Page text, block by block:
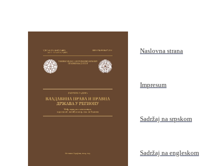
Naslovna strana
Impresum
Sadržaj na srpskom
Sadržaj na engleskom